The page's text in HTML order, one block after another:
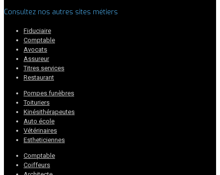
Consultez nos autres sites métiers
Fiduciaire
Comptable
Avocats
Assureur
Titres services
Restaurant
Pompes funèbres
Toituriers
Kinésithérapeutes
Auto école
Vétérinaires
Estheticiennes
Comptable
Coiffeurs